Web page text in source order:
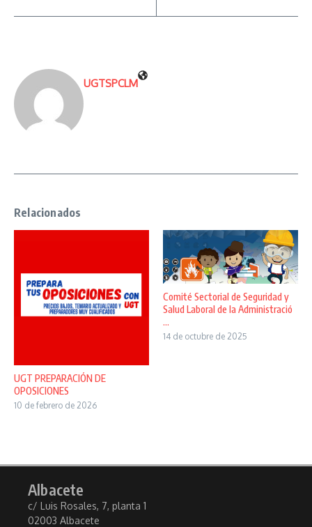
UGTSPCLM
Relacionados
UGT PREPARACIÓN DE
OPOSICIONES
10 de febrero de 2026
Comité Sectorial de Seguridad y
Salud Laboral de la Administració
...
14 de octubre de 2025
Albacete
c/ Luis Rosales, 7, planta 1
02003 Albacete